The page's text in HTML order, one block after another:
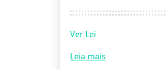
Ver Lei
Leia mais